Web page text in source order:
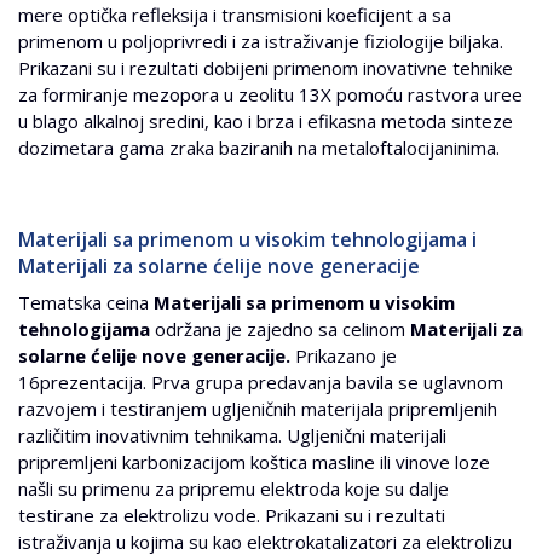
mere optička refleksija i transmisioni koeficijent a sa
primenom u poljoprivredi i za istraživanje fiziologije biljaka.
Prikazani su i rezultati dobijeni primenom inovativne tehnike
za formiranje mezopora u zeolitu 13X pomoću rastvora uree
u blago alkalnoj sredini, kao i brza i efikasna metoda sinteze
dozimetara gama zraka baziranih na metaloftalocijaninima.
Materijali sa primenom u visokim tehnologijama i
Materijali za solarne ćelije nove generacije
Tematska ceina Materijali sa primenom u visokim
tehnologijama održana je zajedno sa celinom Materijali za
solarne ćelije nove generacije. Prikazano je
16prezentacija. Prva grupa predavanja bavila se uglavnom
razvojem i testiranjem ugljeničnih materijala pripremljenih
različitim inovativnim tehnikama. Ugljenični materijali
pripremljeni karbonizacijom koštica masline ili vinove loze
našli su primenu za pripremu elektroda koje su dalje
testirane za elektrolizu vode. Prikazani su i rezultati
istraživanja u kojima su kao elektrokatalizatori za elektrolizu